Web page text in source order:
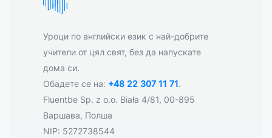
Уроци по английски език с най-добрите
учители от цял свят, без да напускате
дома си.
Обадете се на: +48 22 307 11 71.
Fluentbe Sp. z o.o. Biała 4/81, 00-895
Варшава, Полша
NIP: 5272738544